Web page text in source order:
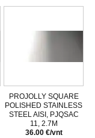
PROJOLLY SQUARE
POLISHED STAINLESS
STEEL AISI, PJQSAC
11, 2.7M
36.00 €/vnt